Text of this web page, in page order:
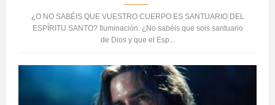
¿O NO SABÉIS QUE VUESTRO CUERPO ES SANTUARIO DEL
ESPÍRITU SANTO? Iluminación. ¿No sabéis que sois santuario
de Dios y que el Esp...